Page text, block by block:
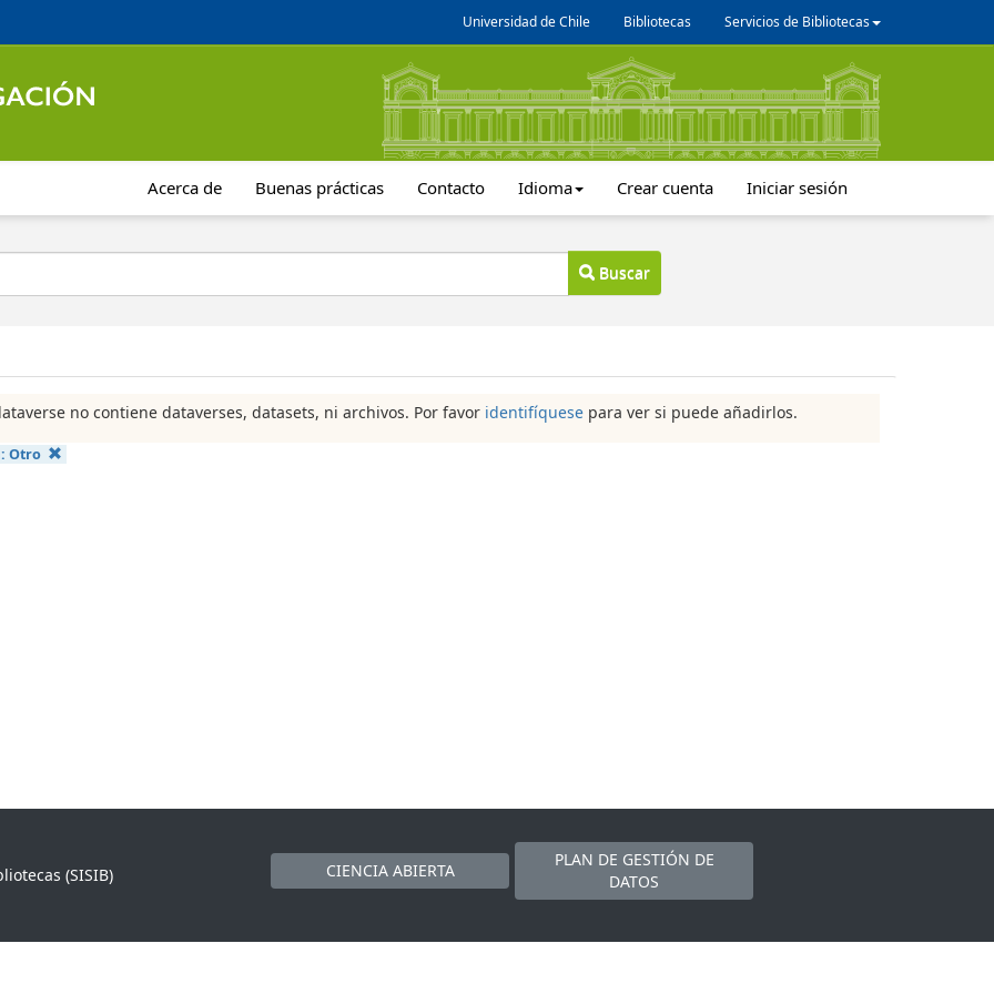
Universidad de Chile Bibliotecas Servicios de Bibliotecas
Acerca de Buenas prácticas Contacto Idioma Crear cuenta Iniciar sesión
Buscar
no contiene dataverses, datasets, ni archivos. Por favor identifíquese para ver si puede añadirlos.
Otro
(SISIB)
CIENCIA ABIERTA
PLAN DE GESTIÓN DE
DATOS